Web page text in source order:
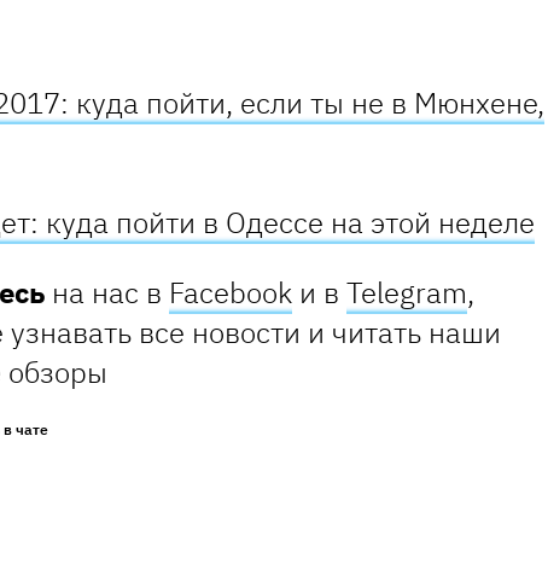
куда пойти, если ты не в Мюнхене,
куда пойти в Одессе на этой неделе
на нас в Facebook и в Telegram,
все новости и читать наши
чате